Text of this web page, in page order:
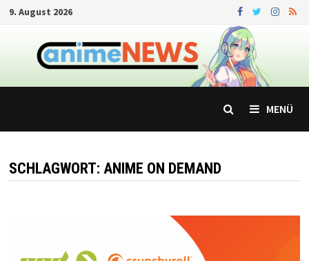
Zum
springen
9. August 2026
MENÜ
SCHLAGWORT: ANIME ON DEMAND